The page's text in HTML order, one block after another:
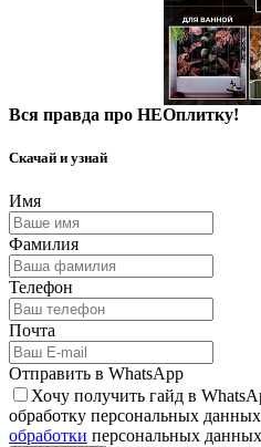
Вся правда про НЕОплитку!
Скачай и узнай
Имя
Фамилия
Телефон
Почта
Отправить в WhatsApp
Хочу получить гайд в
обработку персональных
обработки персональных